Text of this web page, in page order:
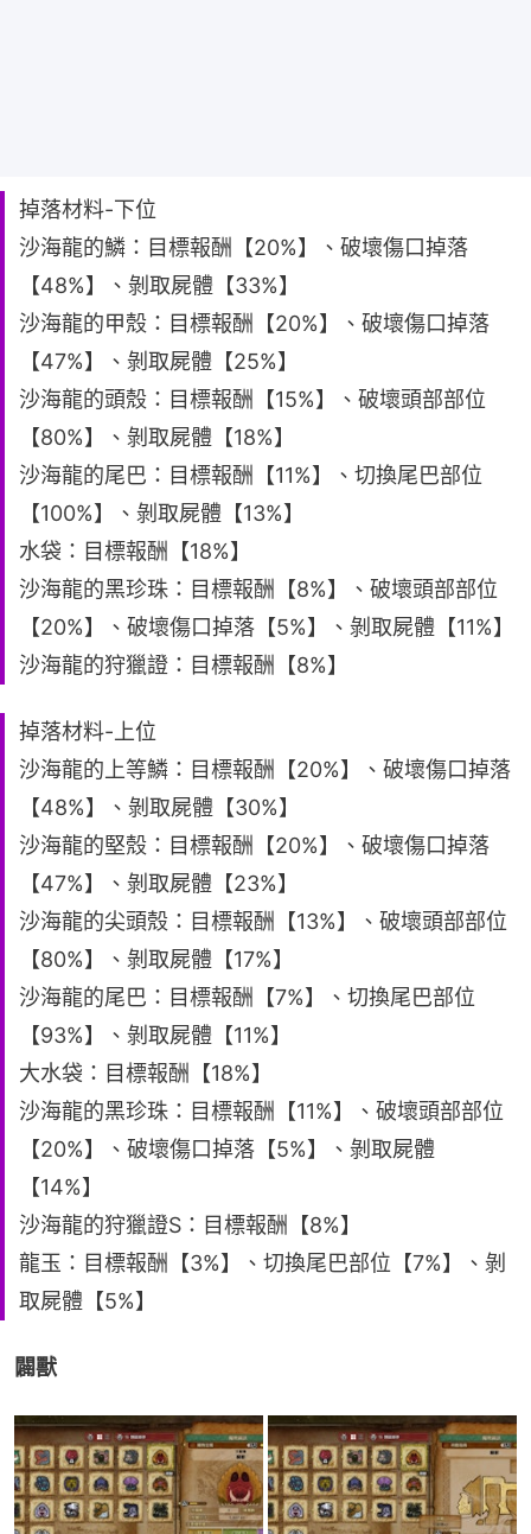
掉落材料-下位
沙海龍的鱗：目標報酬【20%】、破壞傷口掉落
【48%】、剝取屍體【33%】
沙海龍的甲殼：目標報酬【20%】、破壞傷口掉落
【47%】、剝取屍體【25%】
沙海龍的頭殼：目標報酬【15%】、破壞頭部部位
【80%】、剝取屍體【18%】
沙海龍的尾巴：目標報酬【11%】、切換尾巴部位
【100%】、剝取屍體【13%】
水袋：目標報酬【18%】
沙海龍的黑珍珠：目標報酬【8%】、破壞頭部部位
【20%】、破壞傷口掉落【5%】、剝取屍體【11%】
沙海龍的狩獵證：目標報酬【8%】
掉落材料-上位
沙海龍的上等鱗：目標報酬【20%】、破壞傷口掉落
【48%】、剝取屍體【30%】
沙海龍的堅殼：目標報酬【20%】、破壞傷口掉落
【47%】、剝取屍體【23%】
沙海龍的尖頭殼：目標報酬【13%】、破壞頭部部位
【80%】、剝取屍體【17%】
沙海龍的尾巴：目標報酬【7%】、切換尾巴部位
【93%】、剝取屍體【11%】
大水袋：目標報酬【18%】
沙海龍的黑珍珠：目標報酬【11%】、破壞頭部部位
【20%】、破壞傷口掉落【5%】、剝取屍體
【14%】
沙海龍的狩獵證S：目標報酬【8%】
龍玉：目標報酬【3%】、切換尾巴部位【7%】、剝
取屍體【5%】
闢獸